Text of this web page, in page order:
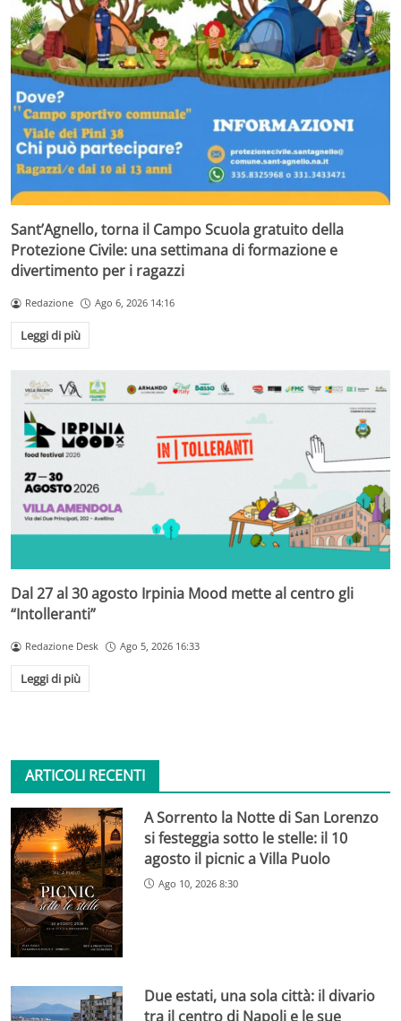
Sant’Agnello, torna il Campo Scuola gratuito della
Protezione Civile: una settimana di formazione e
divertimento per i ragazzi
Redazione Ago 6, 2026 14:16
Leggi di più
Dal 27 al 30 agosto Irpinia Mood mette al centro gli
“Intolleranti”
Redazione Desk Ago 5, 2026 16:33
Leggi di più
ARTICOLI RECENTI
A Sorrento la Notte di San Lorenzo
si festeggia sotto le stelle: il 10
agosto il picnic a Villa Puolo
Ago 10, 2026 8:30
Due estati, una sola città: il divario
tra il centro di Napoli e le sue